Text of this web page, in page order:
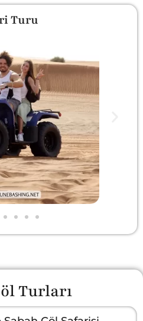
Turu
Turları